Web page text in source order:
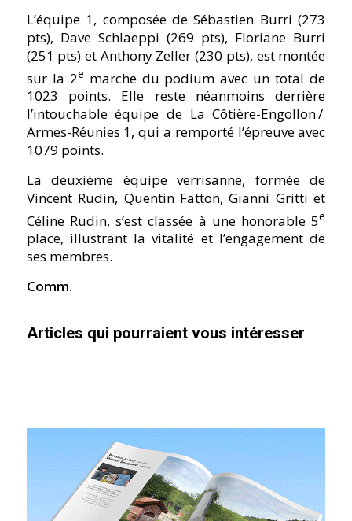
L’équipe 1, composée de Sébastien Burri (273
pts), Dave Schlaeppi (269 pts), Floriane Burri
(251 pts) et Anthony Zeller (230 pts), est montée
sur la 2e marche du podium avec un total de
1023 points. Elle reste néanmoins derrière
l’intouchable équipe de La Côtière-Engollon /
Armes-Réunies 1, qui a remporté l’épreuve avec
1079 points.
La deuxième équipe verrisanne, formée de
Vincent Rudin, Quentin Fatton, Gianni Gritti et
Céline Rudin, s’est classée à une honorable 5e
place, illustrant la vitalité et l’engagement de
ses membres.
Comm.
Articles qui pourraient vous intéresser